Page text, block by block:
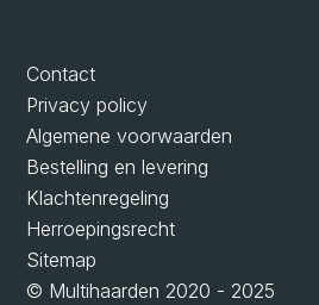
Contact
Privacy policy
Algemene voorwaarden
Bestelling en levering
Klachtenregeling
Herroepingsrecht
Sitemap
© Multihaarden 2020 - 2025